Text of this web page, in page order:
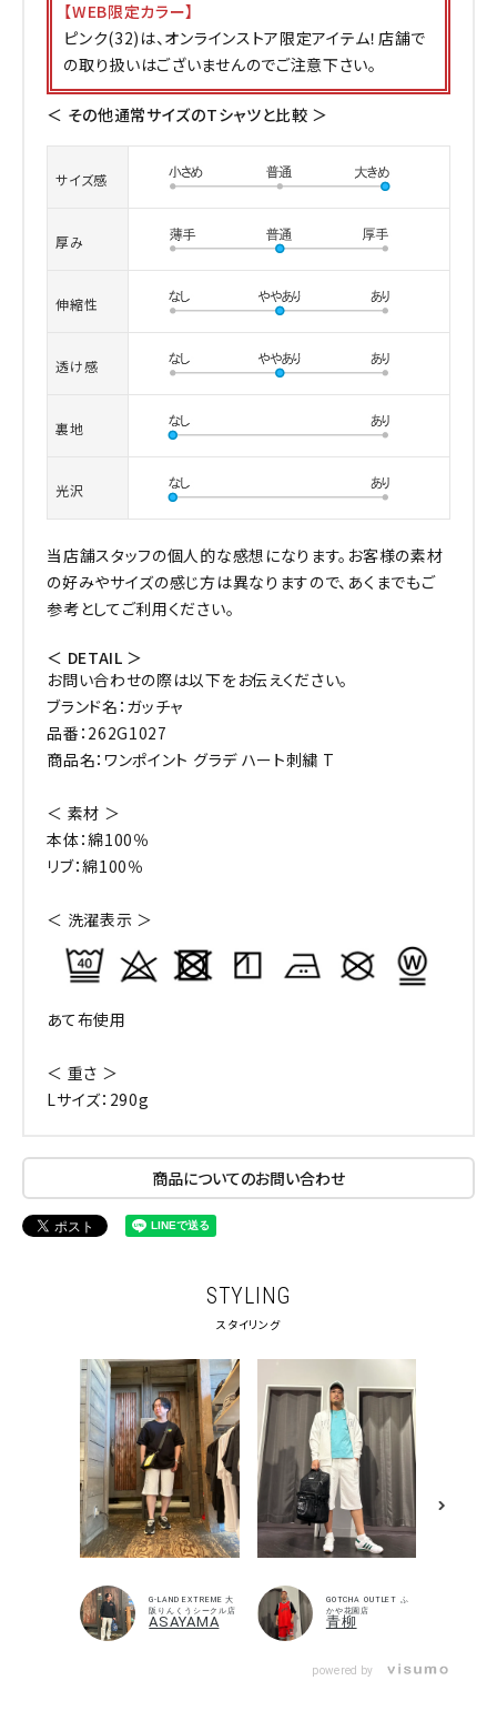
キーワードから探す
search
価格から探す
円 ～
並び順
【WEB限定カラー】
ピンク(32)は、オンラインストア限定アイテム！店舗で
の取り扱いはございませんのでご注意下さい。
＜ その他通常サイズのTシャツと比較 ＞
サイズ感
厚み
伸縮性
透け感
裏地
光沢
当店舗スタッフの個人的な感想になります。お客様の素材
の好みやサイズの感じ方は異なりますので、あくまでもご
参考としてご利用ください。
＜ DETAIL ＞
お問い合わせの際は以下をお伝えください。
ブランド名：ガッチャ
品番：262G1027
商品名：ワンポイント グラデ ハート刺繍 T
＜ 素材 ＞
本体：綿100％
リブ：綿100％
＜ 洗濯表示 ＞
あて布使用
＜ 重さ ＞
Lサイズ：290g
商品についてのお問い合わせ
STYLING
スタイリング
G-LAND EXTREME 大
阪りんくうシークル店
ASAYAMA
GOTCHA OUTLET ふ
かや花園店
青柳
powered by